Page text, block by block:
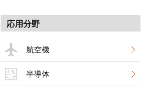
応用分野
航空機
半導体